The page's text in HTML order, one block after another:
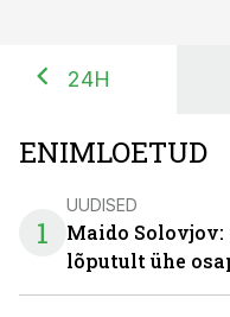
24H
ENIMLOETUD
1
UUDISED
Maido
lõputult ühe